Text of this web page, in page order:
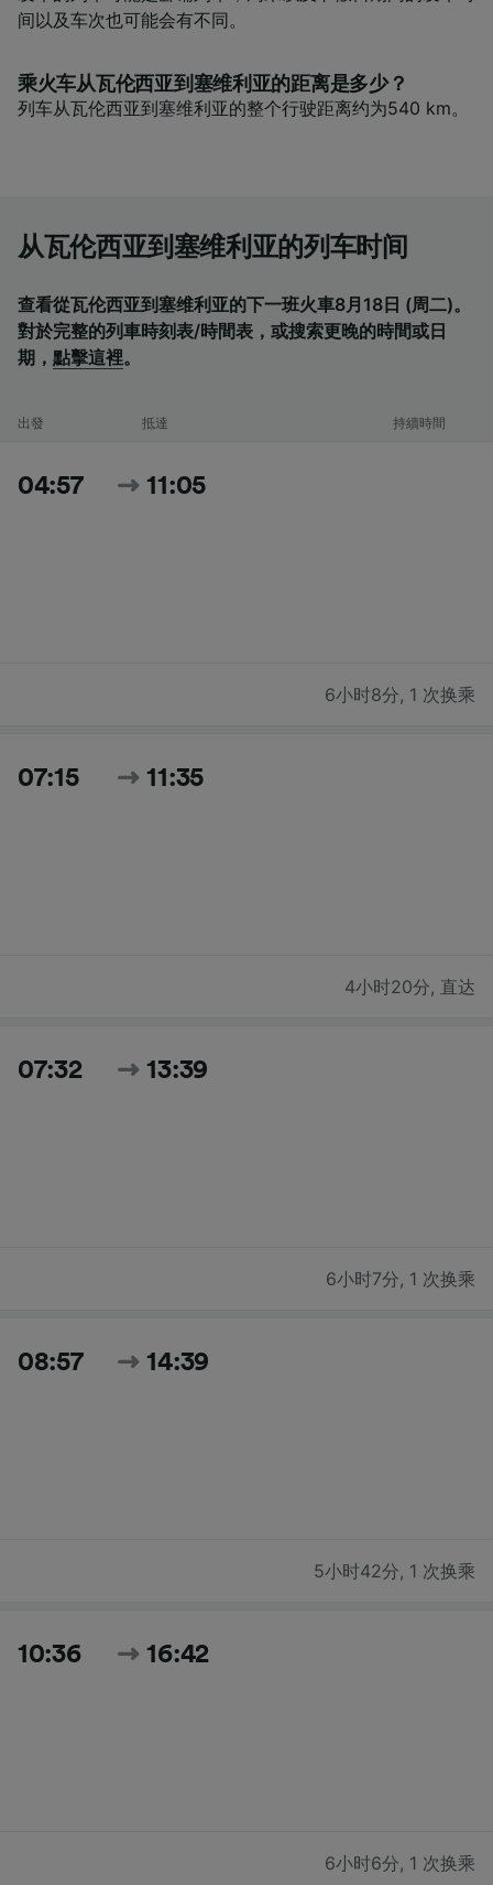
间以及车次也可能会有不同。
乘火车从瓦伦西亚到塞维利亚的距离是多少？
列车从瓦伦西亚到塞维利亚的整个行驶距离约为540 km。
从瓦伦西亚到塞维利亚的列车时间
查看從瓦伦西亚到塞维利亚的下一班火車8月18日 (周二)。
對於完整的列車時刻表/時間表，或搜索更晚的時間或日
期， 點擊這裡。
出發 抵達 持續時間
04:57 11:05
6小时8分, 1 次换乘
07:15 11:35
4小时20分, 直达
07:32 13:39
6小时7分, 1 次换乘
08:57 14:39
5小时42分, 1 次换乘
10:36 16:42
6小时6分, 1 次换乘